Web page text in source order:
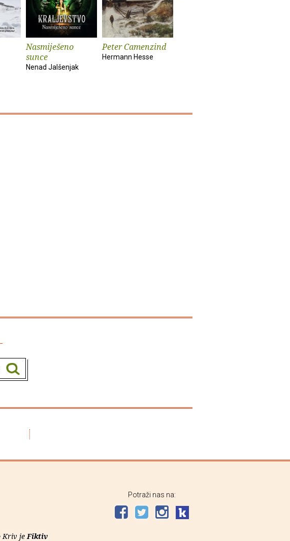
Nasmiješeno
sunce
Nenad Jalšenjak
Peter Camenzind
Hermann Hesse
Kriv je Fiktiv
Potraži nas na: